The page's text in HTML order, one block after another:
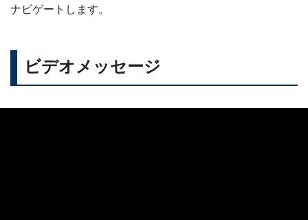
ナビゲートします。
ビデオメッセージ